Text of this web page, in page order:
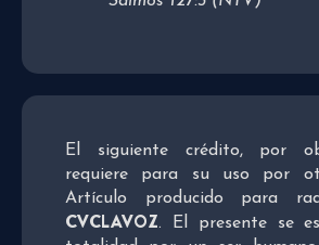
El siguiente crédito, por
requiere para su uso por
Artículo producido para
CVCLAVOZ. El presente se